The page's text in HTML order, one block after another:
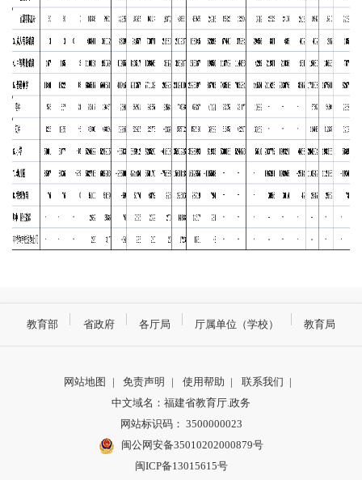
教育部 省政府 各厅局 厅属单位（学校） 教育局
网站地图 | 免责声明 | 使用帮助 | 联系我们 |
中文域名：福建省教育厅.政务
网站标识码： 3500000023
闽公网安备35010202000879号
闽ICP备13015615号